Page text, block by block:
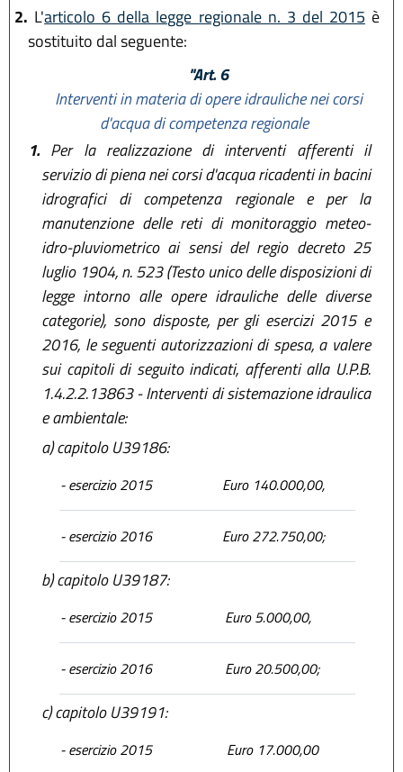
2. L'articolo 6 della legge regionale n. 3 del 2015 è
sostituito dal seguente:
"Art. 6
Interventi in materia di opere idrauliche nei corsi
d'acqua di competenza regionale
1.Per la realizzazione di interventi afferenti il
servizio di piena nei corsi d'acqua ricadenti in bacini
idrografici di competenza regionale e per la
manutenzione delle reti di monitoraggio meteo-
idro-pluviometrico ai sensi del regio decreto 25
luglio 1904, n. 523 (Testo unico delle disposizioni di
legge intorno alle opere idrauliche delle diverse
categorie), sono disposte, per gli esercizi 2015 e
2016, le seguenti autorizzazioni di spesa, a valere
sui capitoli di seguito indicati, afferenti alla U.P.B.
1.4.2.2.13863 - Interventi di sistemazione idraulica
e ambientale:
a)capitolo U39186:
- esercizio 2015 Euro 140.000,00,
- esercizio 2016 Euro 272.750,00;
b)capitolo U39187:
- esercizio 2015 Euro 5.000,00,
- esercizio 2016 Euro 20.500,00;
c)capitolo U39191:
- esercizio 2015 Euro 17.000,00